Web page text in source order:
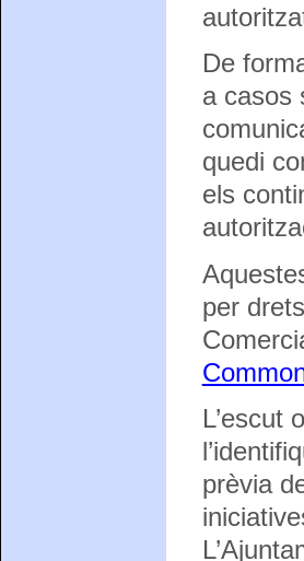
De
a casos
quedi
els
per
L’escut
prèvia